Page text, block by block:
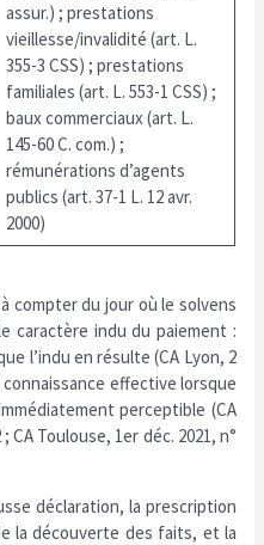
assur.) ; prestations
vieillesse/invalidité (art. L.
355-3 CSS) ; prestations
familiales (art. L. 553-1 CSS) ;
baux commerciaux (art. L.
145-60 C. com.) ;
rémunérations d’agents
publics (art. 37-1 L. 12 avr.
2000)
compter du jour où le solvens
caractère indu du paiement :
l’indu en résulte (CA Lyon, 2
connaissance effective lorsque
perceptible (CA
CA Toulouse, 1er déc. 2021, n°
déclaration, la prescription
la découverte des faits, et la